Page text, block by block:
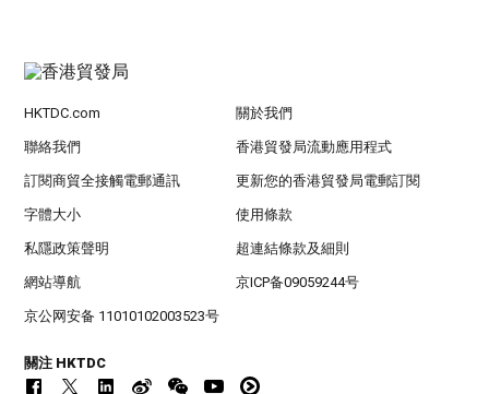
HKTDC.com 關於我們
聯絡我們 香港貿發局流動應用程式
訂閱商貿全接觸電郵通訊 更新您的香港貿發局電郵訂閱
字體大小 使用條款
私隱政策聲明 超連結條款及細則
網站導航 京ICP备09059244号
京公网安备 11010102003523号
關注 HKTDC